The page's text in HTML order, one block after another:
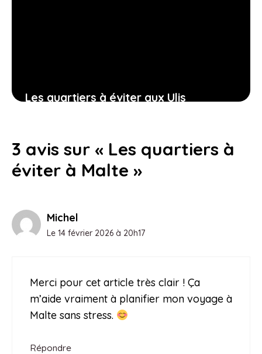
Les quartiers à éviter aux Ulis
3 avis sur « Les quartiers à
éviter à Malte »
Michel
Le 14 février 2026 à 20h17
Merci pour cet article très clair ! Ça
m’aide vraiment à planifier mon voyage à
Malte sans stress.
Répondre